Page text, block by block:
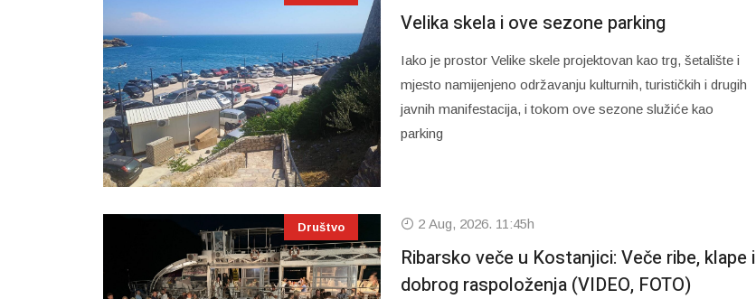
Velika skela i ove sezone parking
Iako je prostor Velike skele projektovan kao trg, šetalište i
mjesto namijenjeno održavanju kulturnih, turističkih i drugih
javnih manifestacija, i tokom ove sezone služiće kao
parking
Društvo 2 Aug, 2026. 11:45h
Ribarsko veče u Kostanjici: Veče ribe, klape i
dobrog raspoloženja (VIDEO, FOTO)